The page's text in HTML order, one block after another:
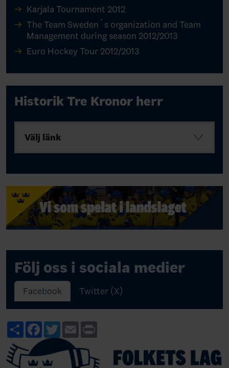
Karjala Tournament 2012
The Team Sweden´s organization and Team
Management during season 2012/2013
Euro Hockey Tour 2012/2013
Historik Tre Kronor herr
Välj länk
Följ oss i sociala medier
Facebook Twitter (X)
ShareFacebook
TwitterEmail